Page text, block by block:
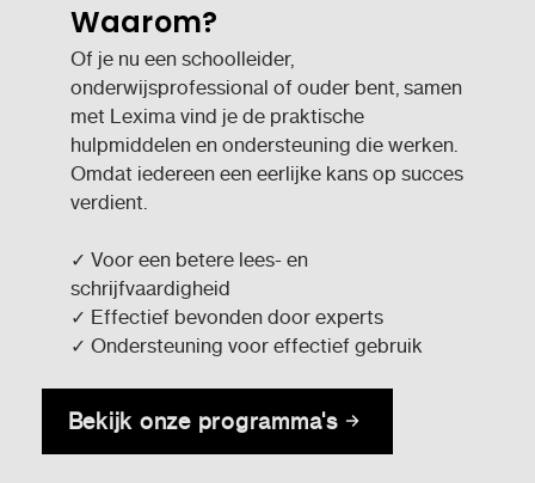
Waarom?
Of je nu een schoolleider,
onderwijsprofessional of ouder bent, samen
met Lexima vind je de praktische
hulpmiddelen en ondersteuning die werken.
Omdat iedereen een eerlijke kans op succes
verdient.
✓ Voor een betere lees- en
schrijfvaardigheid
✓ Effectief bevonden door experts
✓ Ondersteuning voor effectief gebruik
Bekijk onze programma's